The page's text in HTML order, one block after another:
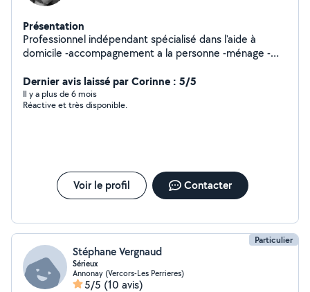
Présentation
Professionnel indépendant spécialisé dans l'aide à
domicile -accompagnement a la personne -ménage -
Dernier avis laissé par Corinne : 5/5
Il y a plus de 6 mois
Réactive et très disponible.
Voir le profil Contacter
Particulier
Stéphane Vergnaud
Sérieux
Annonay (Vercors-Les Perrieres)
5/5 (10 avis)